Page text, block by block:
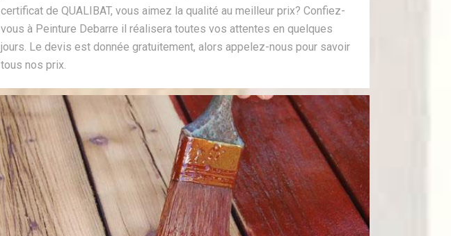
certificat de QUALIBAT, vous aimez la qualité au meilleur prix? Confiez-
vous à Peinture Debarre il réalisera toutes vos attentes en quelques
jours. Le devis est donnée gratuitement, alors appelez-nous pour savoir
tous nos prix.